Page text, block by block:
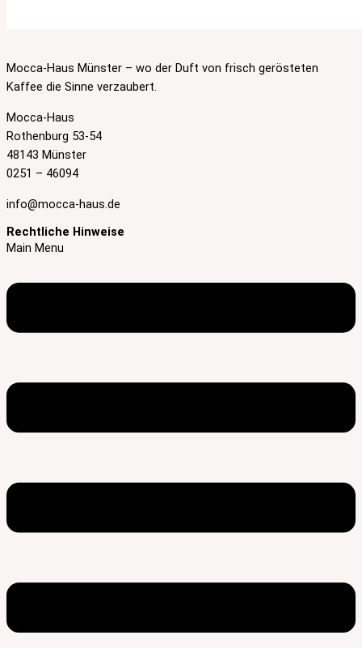
Mocca-Haus Münster – wo der Duft von frisch gerösteten
Kaffee die Sinne verzaubert.
Mocca-Haus
Rothenburg 53-54
48143 Münster
0251 – 46094
info@mocca-haus.de
Rechtliche Hinweise
Main Menu